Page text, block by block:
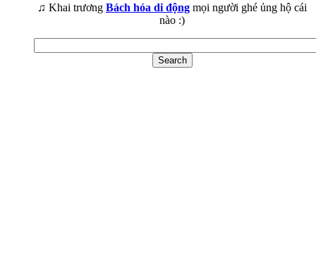
♫ Khai trương Bách hóa di động mọi người ghé ủng hộ cái
nào :)